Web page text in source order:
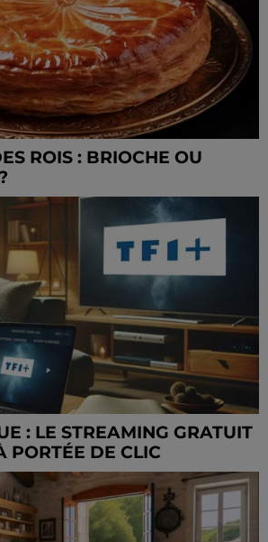
ROIS : BRIOCHE OU
: LE STREAMING GRATUIT
PORTÉE DE CLIC